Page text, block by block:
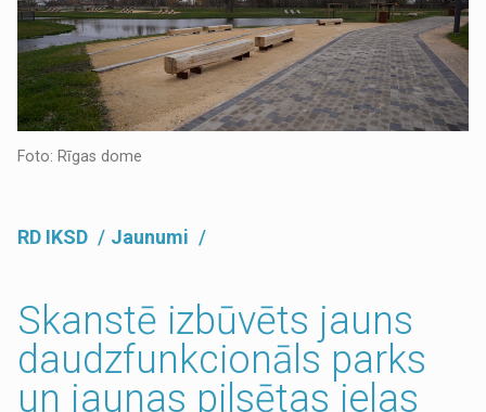
Foto: Rīgas dome
RD IKSD Jaunumi
Skanstē izbūvēts jauns
daudzfunkcionāls parks
un jaunas pilsētas ielas